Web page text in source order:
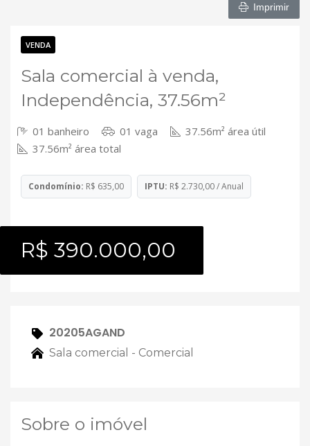
Contato
Imprimir
VENDA
Sala comercial à venda,
Independência, 37.56m²
01 banheiro 01 vaga
37.56m² área útil
37.56m² área total
Condomínio: R$ 635,00 IPTU: R$ 2.730,00 / Anual
R$ 390.000,00
20205AGAND
Sala comercial - Comercial
Sobre o imóvel